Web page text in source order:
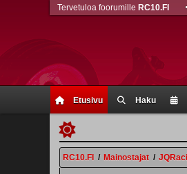
Etusivu Haku
Tervetuloa foorumille RC10.FI
RC10.FI / Mainostajat /